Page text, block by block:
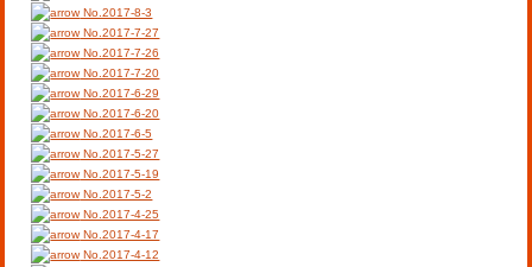
No.2017-8-3
No.2017-7-27
No.2017-7-26
No.2017-7-20
No.2017-6-29
No.2017-6-20
No.2017-6-5
No.2017-5-27
No.2017-5-19
No.2017-5-2
No.2017-4-25
No.2017-4-17
No.2017-4-12